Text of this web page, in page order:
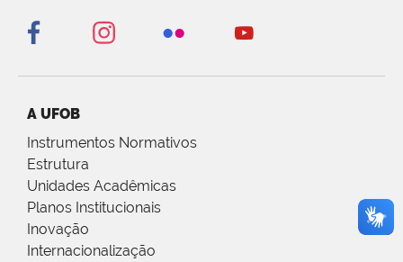
A UFOB
Instrumentos Normativos
Estrutura
Unidades Acadêmicas
Planos Institucionais
Inovação
Internacionalização